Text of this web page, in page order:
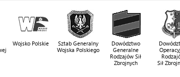
Wojsko Polskie
Sztab Generalny
Wojska Polskiego
Dowództwo
Generalne
Rodzajów Sił
Zbrojnych
Sił